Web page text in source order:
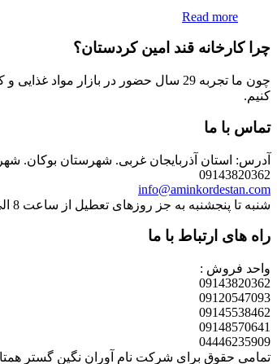
Read more
چرا کارخانه قند امین کردستان؟
چون ما تجربه 29 سال حضور در بازار
کنیم.
تماس با ما
آدرس: استان آذربایجان غربی. شهرستان بوکان. شهرک صنعتی اوچتپه .
09143820362
info@aminkordestan.com
شنبه تا پنجشنبه به جز روزهای تعطیل از ساعت 8 الی 17
راه های ارتباط با ما
واحد فروش :
09143820362
09120547093
09145538462
09148570641
04446235909
تمامی حقوق برای شرکت نام آوران نگین گستر